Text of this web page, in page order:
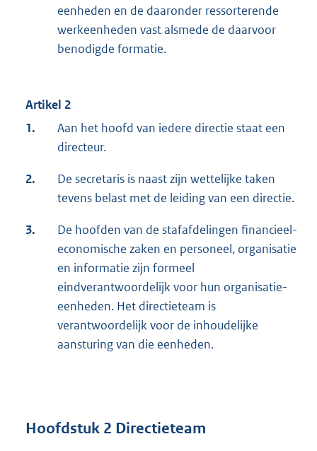
eenheden en de daaronder ressorterende
werkeenheden vast alsmede de daarvoor
benodigde formatie.
Artikel 2
1.
Aan het hoofd van iedere directie staat een
directeur.
2.
De secretaris is naast zijn wettelijke taken
tevens belast met de leiding van een directie.
3.
De hoofden van de stafafdelingen financieel-
economische zaken en personeel, organisatie
en informatie zijn formeel
eindverantwoordelijk voor hun organisatie-
eenheden. Het directieteam is
verantwoordelijk voor de inhoudelijke
aansturing van die eenheden.
Hoofdstuk 2 Directieteam